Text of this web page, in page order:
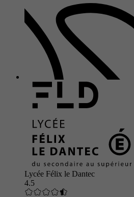
Lycée Félix le Dantec
4.5